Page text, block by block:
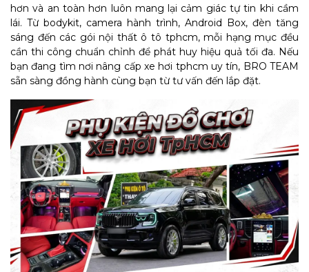
hơn và an toàn hơn luôn mang lại cảm giác tự tin khi cầm
lái. Từ bodykit, camera hành trình, Android Box, đèn tăng
sáng đến các gói nội thất ô tô tphcm, mỗi hạng mục đều
cần thi công chuẩn chỉnh để phát huy hiệu quả tối đa. Nếu
bạn đang tìm nơi nâng cấp xe hơi tphcm uy tín, BRO TEAM
sẵn sàng đồng hành cùng bạn từ tư vấn đến lắp đặt.